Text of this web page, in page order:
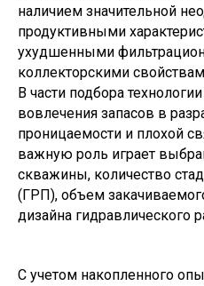
наличием значительной
продуктивными
ухудшенными
коллекторскими
В части подбора
вовлечения запасов в
проницаемости и плохой
важную роль играет
скважины, количество
(ГРП), объем
дизайна гидравлического
С учетом накопленного